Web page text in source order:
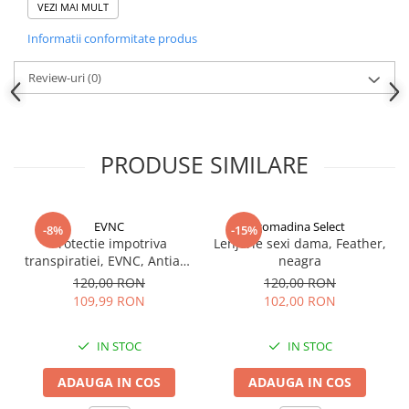
Indosariere documente
Instrumente de scris
Laminatoare documente
Produse digitale (download)
Obtineti o silueta eleganta si o sustinere ferma cu lenjeria intima
modelatoare EVNC, Tummy Control Shapewear, in marime XXL si
VEZI MAI MULT
Informatii conformitate produs
Review-uri(0)
PRODUSE SIMILARE
-8% EVNC
Protectie impotriva
transpiratiei, EVNC, Antiaxa
Shield, absoarbe eficient
transpiratia
120,00 RON
109,99 RON
IN STOC
ADAUGA IN COS
-15%gomadina Select
Lenjerie sexi dama, Feather,
neagra
120,00 RON
102,00 RON
IN STOC
ADAUGA IN COS